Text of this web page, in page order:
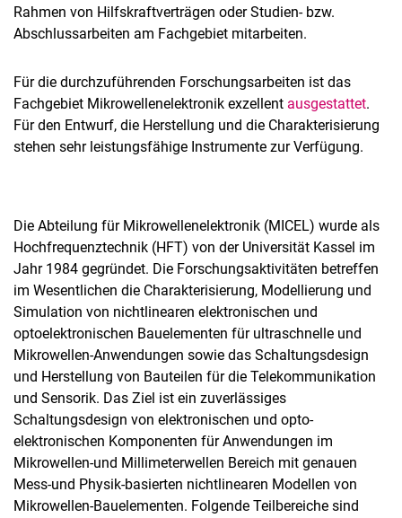
Rahmen von Hilfskraftverträgen oder Studien- bzw.
Abschlussarbeiten am Fach­ge­biet mit­ar­beiten.
Für die durchzuführenden Forschungsarbeiten ist das
Fachgebiet Mikrowellenelektronik exzellent aus­ge­stattet.
Für den Entwurf, die Herstellung und die Charakterisierung
stehen sehr leistungsfähige Instrumente zur Verfügung.
Die Abteilung für Mikrowellenelektronik (MICEL) wurde als
Hochfrequenztechnik (HFT) von der Universität Kassel im
Jahr 1984 gegründet. Die Forschungsaktivitäten betreffen
im Wesentlichen die Charakterisierung, Modellierung und
Simulation von nichtlinearen elektronischen und
optoelektronischen Bauelementen für ultraschnelle und
Mikrowellen-Anwendungen sowie das Schaltungsdesign
und Herstellung von Bauteilen für die Telekommunikation
und Sensorik. Das Ziel ist ein zuverlässiges
Schaltungsdesign von elektronischen und opto-
elektronischen Komponenten für Anwendungen im
Mikrowellen-und Millimeterwellen Bereich mit genauen
Mess-und Physik-basierten nichtlinearen Modellen von
Mikrowellen-Bauelementen. Folgende Teilbereiche sind